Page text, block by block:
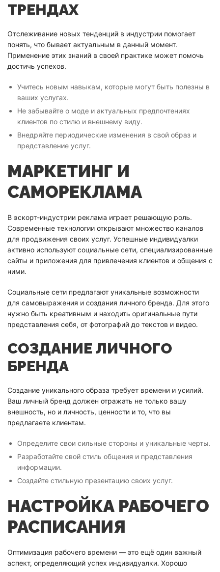
ТРЕНДАХ
Отслеживание новых тенденций в индустрии помогает
понять, что бывает актуальным в данный момент.
Применение этих знаний в своей практике может помочь
достичь успехов.
Учитесь новым навыкам, которые могут быть полезны в
ваших услугах.
Не забывайте о моде и актуальных предпочтениях
клиентов по стилю и внешнему виду.
Внедряйте периодические изменения в свой образ и
представление услуг.
МАРКЕТИНГ И
САМОРЕКЛАМА
В эскорт-индустрии реклама играет решающую роль.
Современные технологии открывают множество каналов
для продвижения своих услуг. Успешные индивидуалки
активно используют социальные сети, специализированные
сайты и приложения для привлечения клиентов и общения с
ними.
Социальные сети предлагают уникальные возможности
для самовыражения и создания личного бренда. Для этого
нужно быть креативным и находить оригинальные пути
представления себя, от фотографий до текстов и видео.
СОЗДАНИЕ ЛИЧНОГО
БРЕНДА
Создание уникального образа требует времени и усилий.
Ваш личный бренд должен отражать не только вашу
внешность, но и личность, ценности и то, что вы
предлагаете клиентам.
Определите свои сильные стороны и уникальные черты.
Разработайте свой стиль общения и представления
информации.
Создайте стильную презентацию своих услуг.
НАСТРОЙКА РАБОЧЕГО
РАСПИСАНИЯ
Оптимизация рабочего времени — это ещё один важный
аспект, определяющий успех индивидуалки. Хорошо